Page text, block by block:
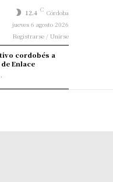
12.4 C Córdoba
jueves 6 agosto 2026
Registrarse / Unirse
cordobés a
Enlace